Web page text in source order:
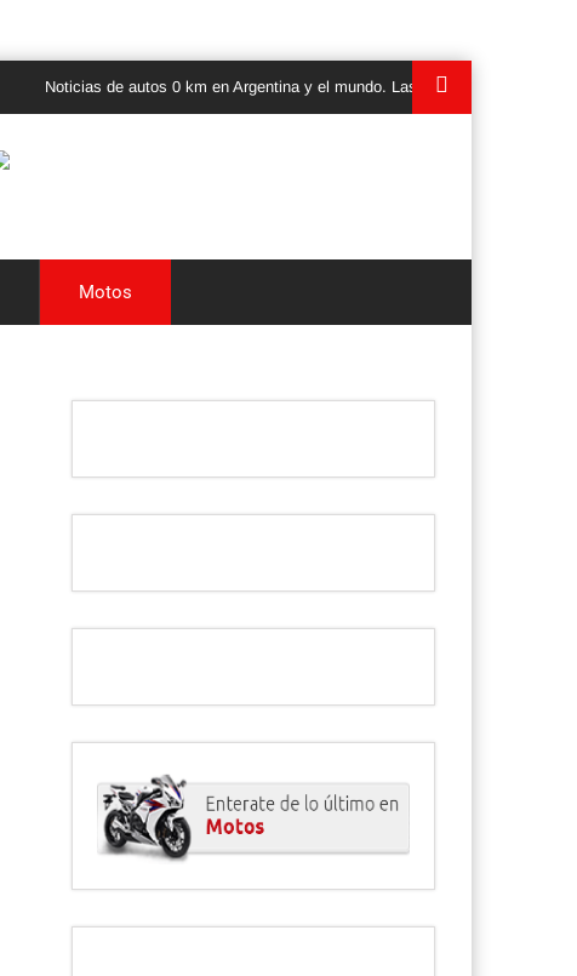
Noticias de autos 0 km en Argentina y el mundo. Las ultimas novedades,
Motos